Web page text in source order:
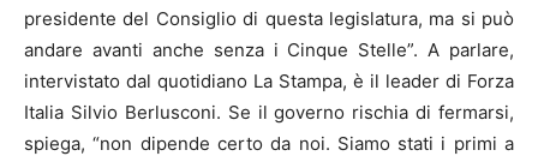
presidente del Consiglio di questa legislatura, ma si può
andare avanti anche senza i Cinque Stelle”. A parlare,
intervistato dal quotidiano La Stampa, è il leader di Forza
Italia Silvio Berlusconi. Se il governo rischia di fermarsi,
spiega, “non dipende certo da noi. Siamo stati i primi a